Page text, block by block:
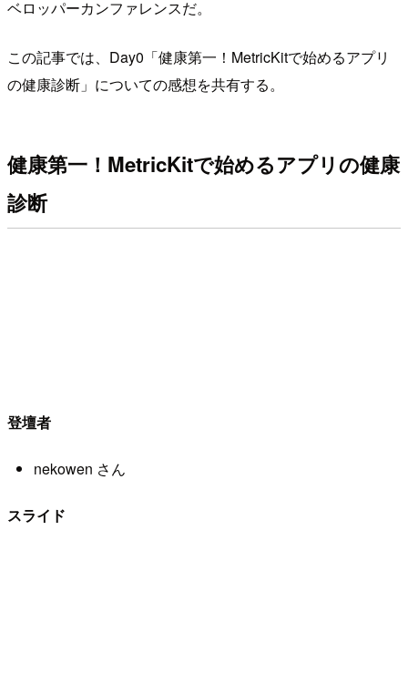
ベロッパーカンファレンスだ。
この記事では、Day0「健康第一！MetricKitで始めるアプリ
の健康診断」についての感想を共有する。
健康第一！MetricKitで始めるアプリの健康
診断
登壇者
nekowen さん
スライド